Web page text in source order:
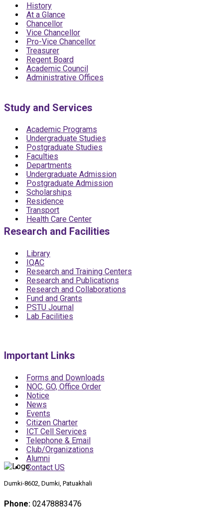
History
At a Glance
Chancellor
Vice Chancellor
Pro-Vice Chancellor
Treasurer
Regent Board
Academic Council
Administrative Offices
Study and Services
Academic Programs
Undergraduate Studies
Postgraduate Studies
Faculties
Departments
Undergraduate Admission
Postgraduate Admission
Scholarships
Residence
Transport
Health Care Center
Research and Facilities
Library
IQAC
Research and Training Centers
Research and Publications
Research and Collaborations
Fund and Grants
PSTU Journal
Lab Facilities
Important Links
Forms and Downloads
NOC, GO, Office Order
Notice
News
Events
Citizen Charter
ICT Cell Services
Telephone & Email
Club/Organizations
Alumni
Contact US
Dumki-8602, Dumki, Patuakhali
Phone: 02478883476